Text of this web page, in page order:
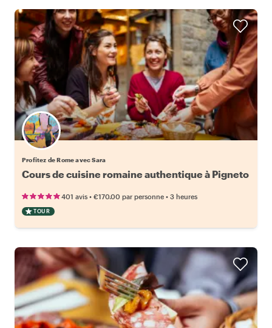
Profitez de Rome avec Sara
Cours de cuisine romaine authentique à Pigneto
401 avis • €170.00 par personne • 3 heures
TOUR